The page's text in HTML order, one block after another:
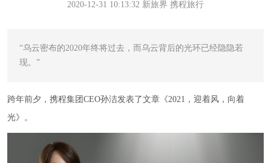
2020-12-31 10:13:32 新旅界 携程旅行
“乌云密布的2020年终将过去，而乌云背后的光环已经隐隐若
现。”
跨年前夕，携程集团CEO孙洁发表了文章《2021，迎着风，向着
光》。